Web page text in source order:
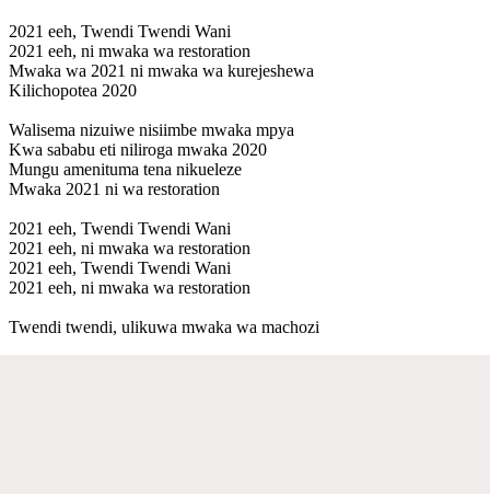
2021 eeh, Twendi Twendi Wani
2021 eeh, ni mwaka wa restoration
Mwaka wa 2021 ni mwaka wa kurejeshewa
Kilichopotea 2020
Walisema nizuiwe nisiimbe mwaka mpya
Kwa sababu eti niliroga mwaka 2020
Mungu amenituma tena nikueleze
Mwaka 2021 ni wa restoration
2021 eeh, Twendi Twendi Wani
2021 eeh, ni mwaka wa restoration
2021 eeh, Twendi Twendi Wani
2021 eeh, ni mwaka wa restoration
Twendi twendi, ulikuwa mwaka wa machozi